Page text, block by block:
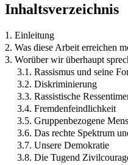
Inhaltsverzeichnis
1. Einleitung
2. Was diese Arbeit erreichen
3. Worüber wir überhaupt
3.1. Rassismus und seine
3.2. Diskriminierung
3.3. Rassistische
3.4. Fremdenfeindlichkeit
3.5. Gruppenbezogene
3.6. Das rechte Spektrum
3.7. Unsere Demokratie
3.8. Die Tugend